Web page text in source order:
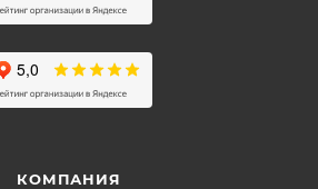
КОМПАНИЯ